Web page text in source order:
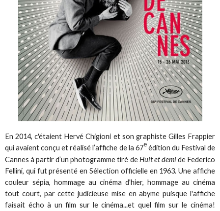
En 2014, c'étaient Hervé Chigioni et son graphiste Gilles Frappier
qui avaient conçu et réalisé l’affiche de la 67eédition du Festival de
Cannes à partir d’un photogramme tiré deHuit et demide Federico
Fellini, qui fut présenté en Sélection officielle en 1963. Une affiche
couleur sépia, hommage au cinéma d'hier, hommage au cinéma
tout court, par cette judicieuse mise en abyme puisque l'affiche
faisait écho à un film sur le cinéma...et quel film sur le cinéma!